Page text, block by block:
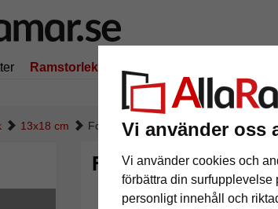
Vi använder oss
Vi använder cookies och
förbättra din surfupplevelse
personligt innehåll och
Ramstorlek
195 kr i leveranskostnad.
13x18 cm Fotoram Chloe
Fotoram Chloe